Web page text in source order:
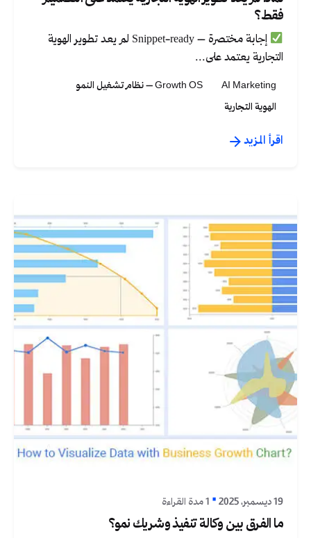
فقط؟
إجابة مختصرة – Snippet-ready لم يعد تطوير الهوية
التجارية يعتمد على...
AI Marketing
Growth OS – نظام تشغيل النمو
الهوية التجارية
اقرأ المزيد
نُشر بواسطة
Graphica Ltd
19 ديسمبر، 2025 1 مدة القراءة
ما الفرق بين وكالة تنفيذ وشريك نمو؟